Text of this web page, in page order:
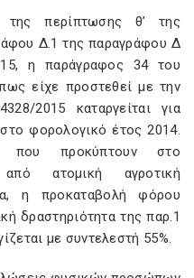
περίπτωσης θ’ της
Δ.1 της παραγράφου Δ
η παράγραφος 34 του
είχε προστεθεί με την
2015 καταργείται για
φορολογικό έτος 2014.
που προκύπτουν στο
ατομική αγροτική
η προκαταβολή φόρου
δραστηριότητα της παρ.1
με συντελεστή 55%.